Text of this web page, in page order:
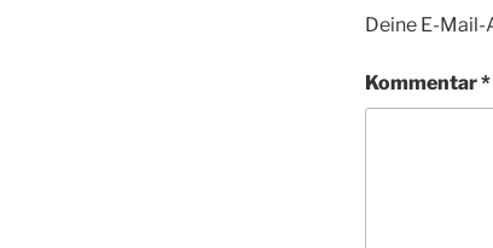
Deine E-
Kommentar*